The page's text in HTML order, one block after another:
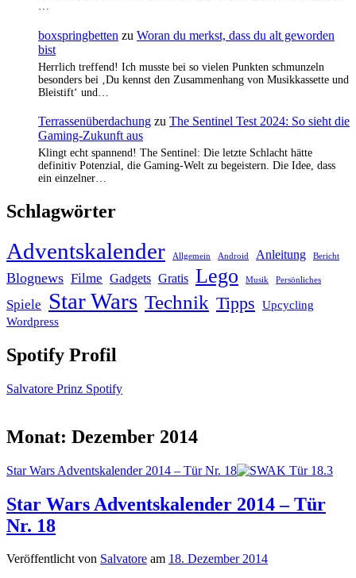
boxspringbetten zu Woran du merkst, dass du alt geworden
bist
Herrlich treffend! Ich musste bei so vielen Punkten schmunzeln
besonders bei ‚Du kennst den Zusammenhang von Musikkassette und
Bleistift‘ und…
Terrassenüberdachung zu The Sentinel Test 2024: So sieht die
Gaming-Zukunft aus
Klingt echt spannend! The Sentinel: Die letzte Schlacht hätte
definitiv Potenzial, die Gaming-Welt zu begeistern. Die Idee, dass
ein einzelner…
Schlagwörter
Adventskalender Allgemein Android Anleitung Bericht
Blognews Filme Gadgets Gratis Lego Musik Persönliches
Spiele Star Wars Technik Tipps
Upcycling
Wordpress
Spotify Profil
Salvatore Prinz Spotify
Monat: Dezember 2014
Star Wars Adventskalender 2014 – Tür Nr. 18
Star Wars Adventskalender 2014 – Tür
Nr. 18
Veröffentlicht von Salvatore am 18. Dezember 2014